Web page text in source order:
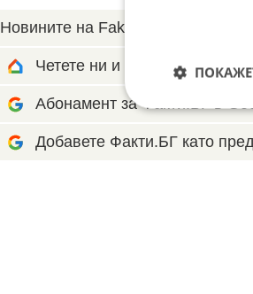
Новините на Fakti.bg – във
Четете ни и в Google News
Абонамент за Факти.БГ в
Добавете Факти.БГ като